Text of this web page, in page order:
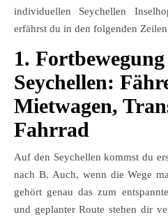
individuellen Seychellen
erfährst du in den folgenden
1.
Seychellen:
Mietwagen,
Fahrrad
Auf den Seychellen kommst du
nach B. Auch, wenn die Wege
gehört genau das zum
und geplanter Route stehen dir